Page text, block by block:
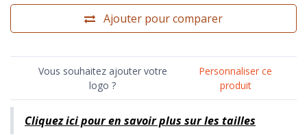
Ajouter pour comparer
Vous souhaitez ajouter votre
logo ?
Personnaliser ce
produit
Cliquez ici pour en savoir plus sur les tailles